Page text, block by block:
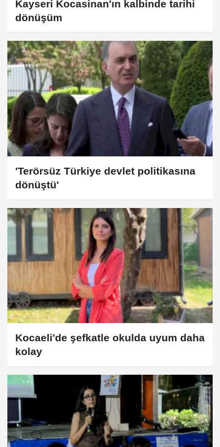
Kayseri Kocasinan'ın kalbinde tarihi
dönüşüm
'Terörsüz Türkiye devlet politikasına
dönüştü'
Kocaeli'de şefkatle okulda uyum daha
kolay